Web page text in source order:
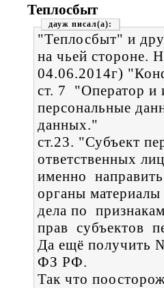
Теплосбыт
дауж
"Теплосбыт" и
на чьей стороне.
04.06.2014г)
ст. 7 "Оператор и
персональные
данных."
ст.23. "Субъект
ответственных
именно
органы
дела по
прав субъектов
Да ещё получить
ФЗ РФ.
Так что